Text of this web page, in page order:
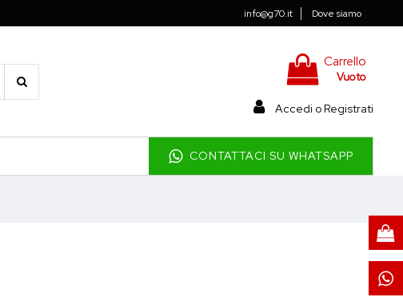
info@g70.it Dove siamo
Carrello
Vuoto
Accedi o Registrati
CONTATTACI SU WHATSAPP